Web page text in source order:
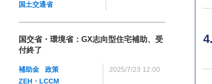
国土交通省
国交省・環境省：GX志向型住宅補助、受
付終了
補助金
政策
ZEH・LCCM
2025/7/23 12:00